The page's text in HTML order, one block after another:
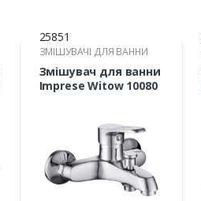
25851
ЗМІШУВАЧІ ДЛЯ ВАННИ
Змішувач для ванни
Imprese Witow 10080